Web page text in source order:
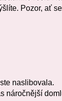
Pozor, ať se
naslibovala.
náročnější